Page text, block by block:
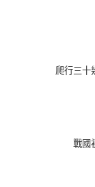
爬行三十
戰國